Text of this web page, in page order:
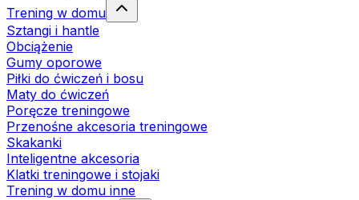
Trening w domu
Sztangi i hantle
Obciążenie
Gumy oporowe
Piłki do ćwiczeń i bosu
Maty do ćwiczeń
Poręcze treningowe
Przenośne akcesoria treningowe
Skakanki
Inteligentne akcesoria
Klatki treningowe i stojaki
Trening w domu inne